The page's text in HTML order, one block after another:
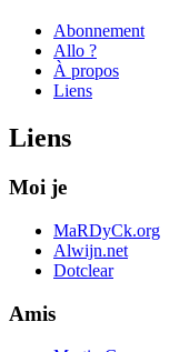
Abonnement
Allo ?
À propos
Liens
Liens
Moi je
MaRDyCk.org
Alwijn.net
Dotclear
Amis